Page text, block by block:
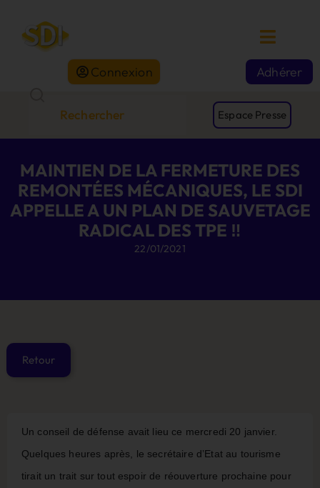
Connexion Adhérer
Espace Presse
MAINTIEN DE LA FERMETURE DES
REMONTÉES MÉCANIQUES, LE SDI
APPELLE A UN PLAN DE SAUVETAGE
RADICAL DES TPE ‼️
22/01/2021
Un conseil de défense avait lieu ce mercredi 20 janvier.
Quelques heures après, le secrétaire d’Etat au tourisme
tirait un trait sur tout espoir de réouverture prochaine pour